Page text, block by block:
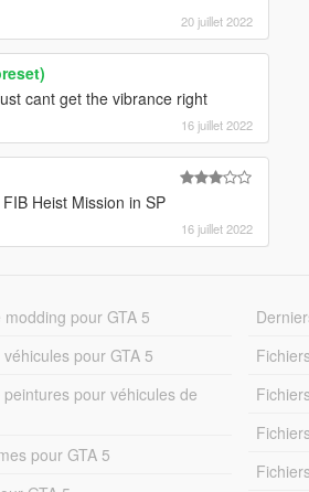
20 juillet 2022
cant get the vibrance right
16 juillet 2022
Heist Mission in SP
16 juillet 2022
pour GTA 5
pour GTA 5
pour véhicules de
pour GTA 5